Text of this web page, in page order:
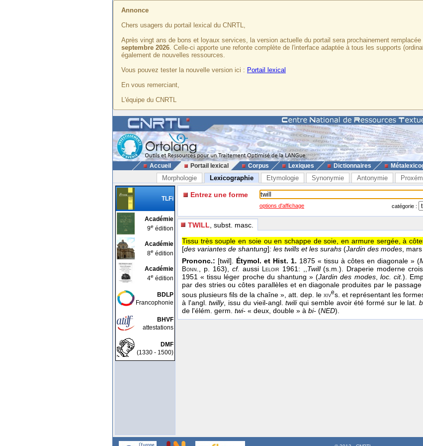
Annonce
Chers usagers du portail lexical du CNRTL,
Après vingt ans de bons et loyaux services, la version actuelle du portail sera prochainement
septembre 2026. Celle-ci apporte une refonte complète de l'interface adaptée à tous les supports
également de nouvelles ressources.
Vous pouvez tester la nouvelle version ici : Portail lexical
En vous remerciant,
L'équipe du CNRTL
Accueil Portail lexical Corpus Lexiques Dictionnaires
Morphologie Lexicographie Etymologie Synonymie Antonymie
TLFi
Académie
9e édition
Académie
8e édition
Académie
4e édition
BDLP
Francophonie
BHVF
attestations
DMF
(1330 - 1500)
Entrez une forme
options d'affichage catégorie :
TWILL , subst. masc.
Tissu très souple en soie ou en schappe de soie, en armure sergée, à
[des variantes de shantung]: les twills et les surahs (Jardin des modes,
Prononc.: [twil]. Étymol. et Hist. 1. 1875 « tissu à côtes en diagonale » (
Bonn., p. 163), cf. aussi Leloir 1961: ,,Twill(s.m.). Draperie moderne
1951 « tissu léger proche du shantung » (Jardin des modes, loc. cit.).
par des stries ou côtes parallèles et en diagonale produites par le
sous plusieurs fils de la chaîne », att. dep. le xives. et représentant les
à l'angl.twilly, issu du vieil-angl.twiliqui semble avoir été formé sur le lat.
de l'élém. germ. twi- « deux, double » à bi- (NED).